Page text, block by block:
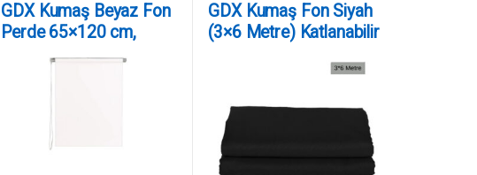
GDX Kumaş Beyaz Fon
Perde 65×120 cm,
Boru, Makara, Zincir
GDX Kumaş Fon Siyah
(3×6 Metre) Katlanabilir